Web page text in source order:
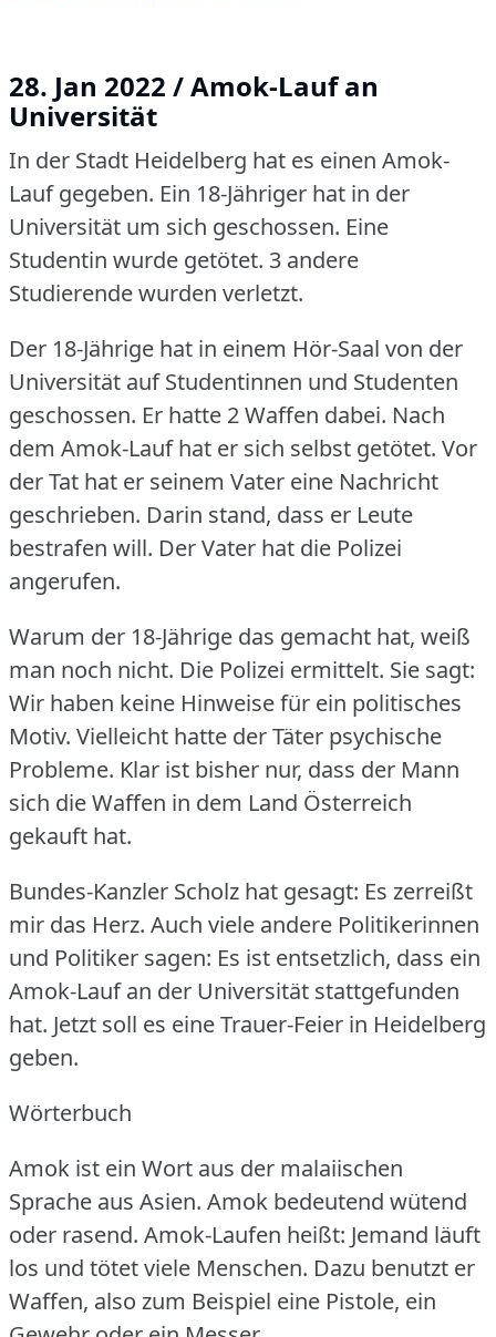
28. Jan 2022 / Amok-Lauf an
Universität
In der Stadt Heidelberg hat es einen Amok-
Lauf gegeben. Ein 18-Jähriger hat in der
Universität um sich geschossen. Eine
Studentin wurde getötet. 3 andere
Studierende wurden verletzt.
Der 18-Jährige hat in einem Hör-Saal von der
Universität auf Studentinnen und Studenten
geschossen. Er hatte 2 Waffen dabei. Nach
dem Amok-Lauf hat er sich selbst getötet. Vor
der Tat hat er seinem Vater eine Nachricht
geschrieben. Darin stand, dass er Leute
bestrafen will. Der Vater hat die Polizei
angerufen.
Warum der 18-Jährige das gemacht hat, weiß
man noch nicht. Die Polizei ermittelt. Sie sagt:
Wir haben keine Hinweise für ein politisches
Motiv. Vielleicht hatte der Täter psychische
Probleme. Klar ist bisher nur, dass der Mann
sich die Waffen in dem Land Österreich
gekauft hat.
Bundes-Kanzler Scholz hat gesagt: Es zerreißt
mir das Herz. Auch viele andere Politikerinnen
und Politiker sagen: Es ist entsetzlich, dass ein
Amok-Lauf an der Universität stattgefunden
hat. Jetzt soll es eine Trauer-Feier in Heidelberg
geben.
Wörterbuch
Amok ist ein Wort aus der malaiischen
Sprache aus Asien. Amok bedeutend wütend
oder rasend. Amok-Laufen heißt: Jemand läuft
los und tötet viele Menschen. Dazu benutzt er
Waffen, also zum Beispiel eine Pistole, ein